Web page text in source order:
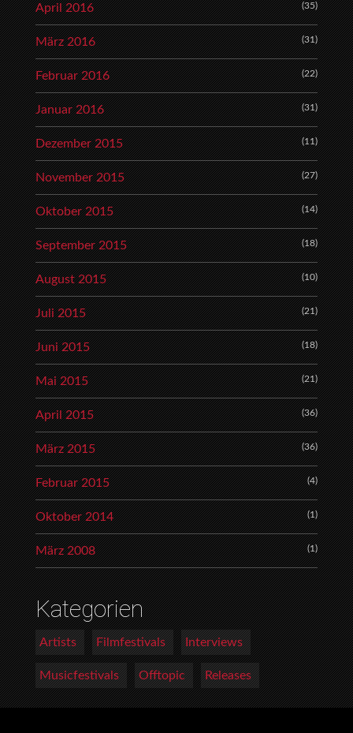
April 2016 (35)
März 2016 (31)
Februar 2016 (22)
Januar 2016 (31)
Dezember 2015 (11)
November 2015 (27)
Oktober 2015 (14)
September 2015 (18)
August 2015 (10)
Juli 2015 (21)
Juni 2015 (18)
Mai 2015 (21)
April 2015 (36)
März 2015 (36)
Februar 2015 (4)
Oktober 2014 (1)
März 2008 (1)
Kategorien
Artists Filmfestivals Interviews
Musicfestivals Offtopic Releases